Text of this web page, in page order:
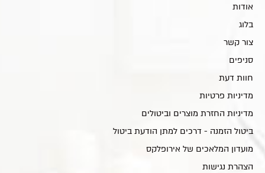
אודות
בלוג
צור קשר
סניפים
חוות דעת
מדיניות פרטיות
מדיניות החזרת מוצרים וביטולים
ביטול הזמנה - דרכים למתן הודעת ביטול
מועדון המלאכים של אירופלקס
הצהרת נגישות